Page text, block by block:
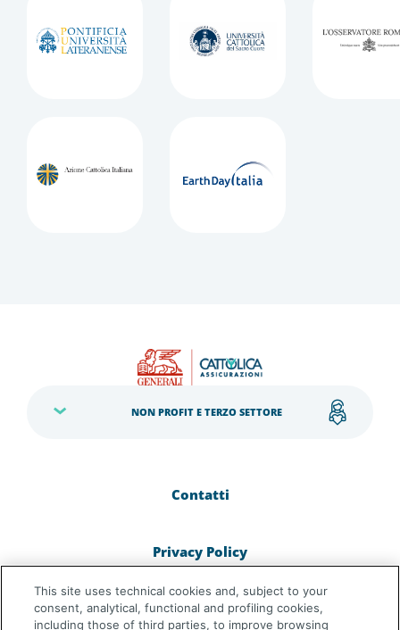
NON PROFIT E TERZO SETTORE
Contatti
Privacy Policy
Cookie Policy
This site uses technical cookies and, subject to your
consent, analytical, functional and profiling cookies,
including those of third parties, to improve browsing